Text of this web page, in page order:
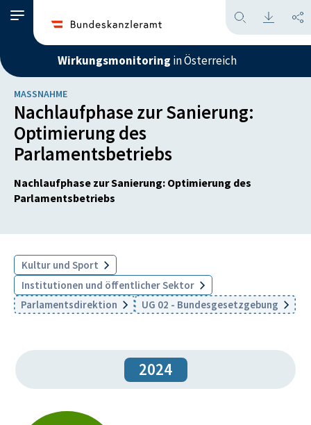
Wirkungsmonitoring in Österreich
MASSNAHME
Nachlaufphase zur Sanierung:
Optimierung des
Parlamentsbetriebs
Nachlaufphase zur Sanierung: Optimierung des
Parlamentsbetriebs
Kultur und Sport
Institutionen und öffentlicher Sektor
Parlamentsdirektion
UG 02 - Bundesgesetzgebung
2024